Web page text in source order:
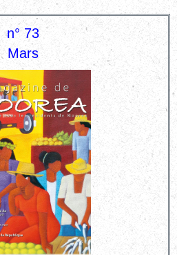
n° 73
Mars